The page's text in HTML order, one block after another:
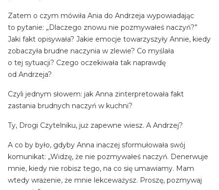
Zatem o czym mówiła Ania do Andrzeja wypowiadając
to pytanie: „Dlaczego znowu nie pozmywałeś naczyń?”
Jaki fakt opisywała? Jakie emocje towarzyszyły Annie, kiedy
zobaczyła brudne naczynia w zlewie? Co myślała
o tej sytuacji? Czego oczekiwała tak naprawdę
od Andrzeja?
Czyli jednym słowem: jak Anna zinterpretowała fakt
zastania brudnych naczyń w kuchni?
Ty, Drogi Czytelniku, już zapewne wiesz. A Andrzej?
A co by było, gdyby Anna inaczej sformułowała swój
komunikat: „Widzę, że nie pozmywałeś naczyń. Denerwuje
mnie, kiedy nie robisz tego, na co się umawiamy. Mam
wtedy wrażenie, że mnie lekceważysz. Proszę, pozmywaj